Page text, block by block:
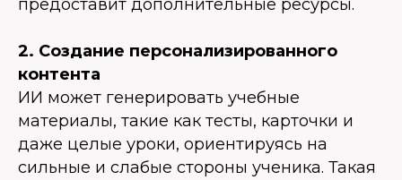
предоставит дополнительные ресурсы.
2. Создание персонализированного
контента
ИИ может генерировать учебные
материалы, такие как тесты, карточки и
даже целые уроки, ориентируясь на
сильные и слабые стороны ученика. Такая